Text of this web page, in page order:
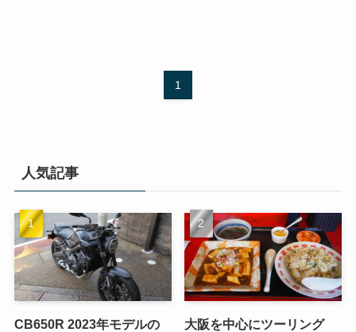
1
人気記事
CB650R 2023年モデルの
大阪を中心にツーリング